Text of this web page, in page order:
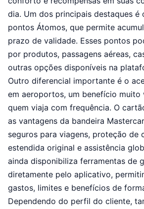
dia. Um dos principais destaques é
pontos Átomos, que permite
prazo de validade. Esses pontos
por produtos, passagens aéreas,
outras opções disponíveis na
Outro diferencial importante é o
em aeroportos, um benefício
quem viaja com frequência. O
as vantagens da bandeira
seguros para viagens, proteção de
estendida original e assistência
ainda disponibiliza ferramentas de
diretamente pelo aplicativo,
gastos, limites e benefícios de
Dependendo do perfil do cliente,